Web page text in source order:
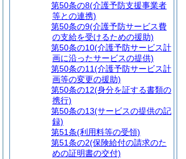
第50条の8(介護予防支援事業者
等との連携)
第50条の9(介護予防サービス費
の支給を受けるための援助)
第50条の10(介護予防サービス計
画に沿ったサービスの提供)
第50条の11(介護予防サービス計
画等の変更の援助)
第50条の12(身分を証する書類の
携行)
第50条の13(サービスの提供の記
録)
第51条(利用料等の受領)
第51条の2(保険給付の請求のた
めの証明書の交付)